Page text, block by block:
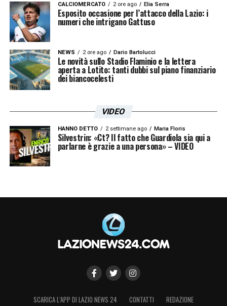
CALCIOMERCATO 2 ore ago Elia Serra
Esposito occasione per l’attacco della Lazio: i
numeri che intrigano Gattuso
NEWS 2 ore ago Dario Bartolucci
Le novità sullo Stadio Flaminio e la lettera
aperta a Lotito: tanti dubbi sul piano finanziario
dei biancocelesti
VIDEO
HANNO DETTO 2 settimane ago Maria Floris
Silvestrin: «Ct? Il fatto che Guardiola sia qui a
parlarne è grazie a una persona» – VIDEO
SCARICA L’APP DI LAZIO NEWS 24 CONTATTI REDAZIONE